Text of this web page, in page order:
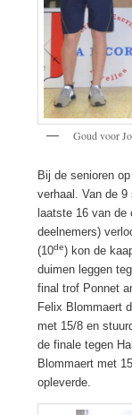
Goud voor
Bij de senioren
verhaal. Van de
laatste 16 van de
deelnemers)
(10de) kon de
duimen leggen
final trof Ponnet
Felix Blommaert
met 15/8 en
de finale tegen
Blommaert met
opleverde.